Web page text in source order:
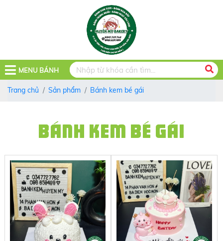
MENU BÁNH
Trang chủ Sản phẩm Bánh kem bé gái
BÁNH KEM BÉ GÁI